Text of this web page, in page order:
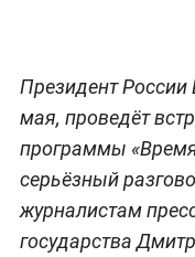
Президент России
мая, проведёт
программы «Время
серьёзный
журналистам
государства